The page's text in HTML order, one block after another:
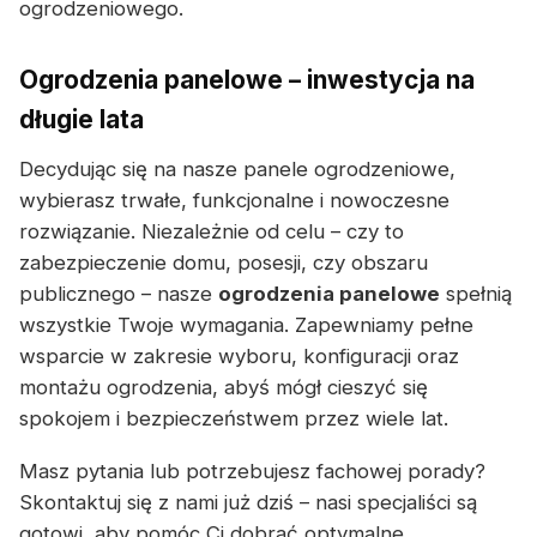
ogrodzeniowego.
Ogrodzenia panelowe – inwestycja na
długie lata
Decydując się na nasze panele ogrodzeniowe,
wybierasz trwałe, funkcjonalne i nowoczesne
rozwiązanie. Niezależnie od celu – czy to
zabezpieczenie domu, posesji, czy obszaru
publicznego – nasze ogrodzenia panelowe spełnią
wszystkie Twoje wymagania. Zapewniamy pełne
wsparcie w zakresie wyboru, konfiguracji oraz
montażu ogrodzenia, abyś mógł cieszyć się
spokojem i bezpieczeństwem przez wiele lat.
Masz pytania lub potrzebujesz fachowej porady?
Skontaktuj się z nami już dziś – nasi specjaliści są